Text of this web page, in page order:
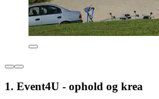
1. Event4U - ophold og krea